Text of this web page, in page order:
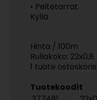
• Peitetarrat
Kyllä
Hinta / 100m
Rullakoko:
1 tuote
Tuotekoodit